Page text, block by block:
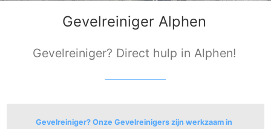
Gevelreiniger Alphen
Gevelreiniger? Direct hulp in Alphen!
Gevelreiniger? Onze Gevelreinigers zijn werkzaam in